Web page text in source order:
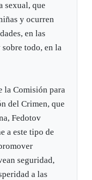
sexual, que
y ocurren
en las
todo, en la
la Comisión para
del Crimen, que
Fedotov
a este tipo de
seguridad,
a las